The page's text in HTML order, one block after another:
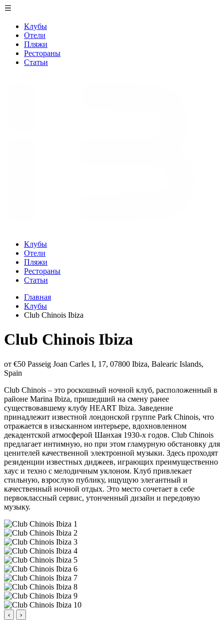
Клубы
Отели
Пляжи
Рестораны
Статьи
Клубы
Отели
Пляжи
Рестораны
Статьи
Главная
Клубы
Club Chinois Ibiza
Club Chinois Ibiza
от €50 Passeig Joan Carles I, 17, 07800 Ibiza, Balearic Islands,
Spain
Club Chinois – это роскошный ночной клуб, расположенный в
районе Marina Ibiza, пришедший на смену ранее
существовавшему клубу HEART Ibiza. Заведение
принадлежит известной лондонской группе Park Chinois, что
отражается в изысканном интерьере, вдохновленном
декадентской атмосферой Шанхая 1930-х годов. Club Chinois
предлагает интимную, но при этом гламурную обстановку для
ценителей качественной электронной музыки. Здесь проходят
резиденции известных диджеев, играющих преимущественно
хаус и техно с мелодичным уклоном. Клуб привлекает
стильную, взрослую публику, ищущую элегантный и
качественный ночной отдых. Это место сочетает в себе
первоклассный сервис, утонченный дизайн и передовую
музыку.
‹ ›